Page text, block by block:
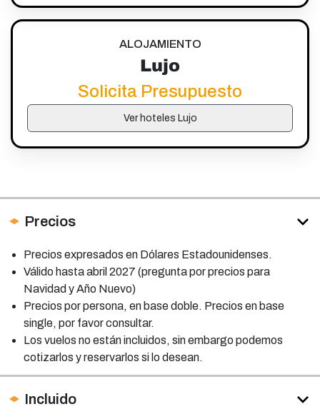
ALOJAMIENTO
Lujo
Solicita Presupuesto
Ver hoteles Lujo
Precios
Precios expresados en Dólares Estadounidenses.
Válido hasta abril 2027 (pregunta por precios para
Navidad y Año Nuevo)
Precios por persona, en base doble. Precios en base
single, por favor consultar.
Los vuelos no están incluidos, sin embargo podemos
cotizarlos y reservarlos si lo desean.
Incluido